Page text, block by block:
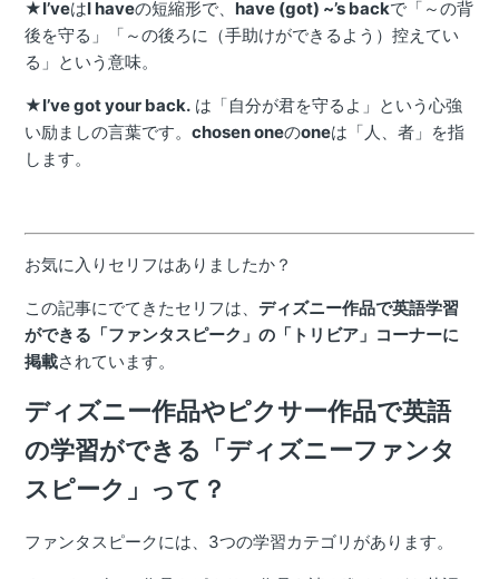
★I’veはI haveの短縮形で、 have (got) ~’s backで「～の背
後を守る」「～の後ろに（手助けができるよう）控えてい
る」という意味。
★I’ve got your back. は「自分が君を守るよ」という心強
い励ましの言葉です。chosen oneのoneは「人、者」を指
します。
お気に入りセリフはありましたか？
この記事にでてきたセリフは、ディズニー作品で英語学習
ができる「ファンタスピーク」の「トリビア」コーナーに
掲載されています。
ディズニー作品やピクサー作品で英語
の学習ができる「ディズニーファンタ
スピーク」って？
ファンタスピークには、3つの学習カテゴリがあります。